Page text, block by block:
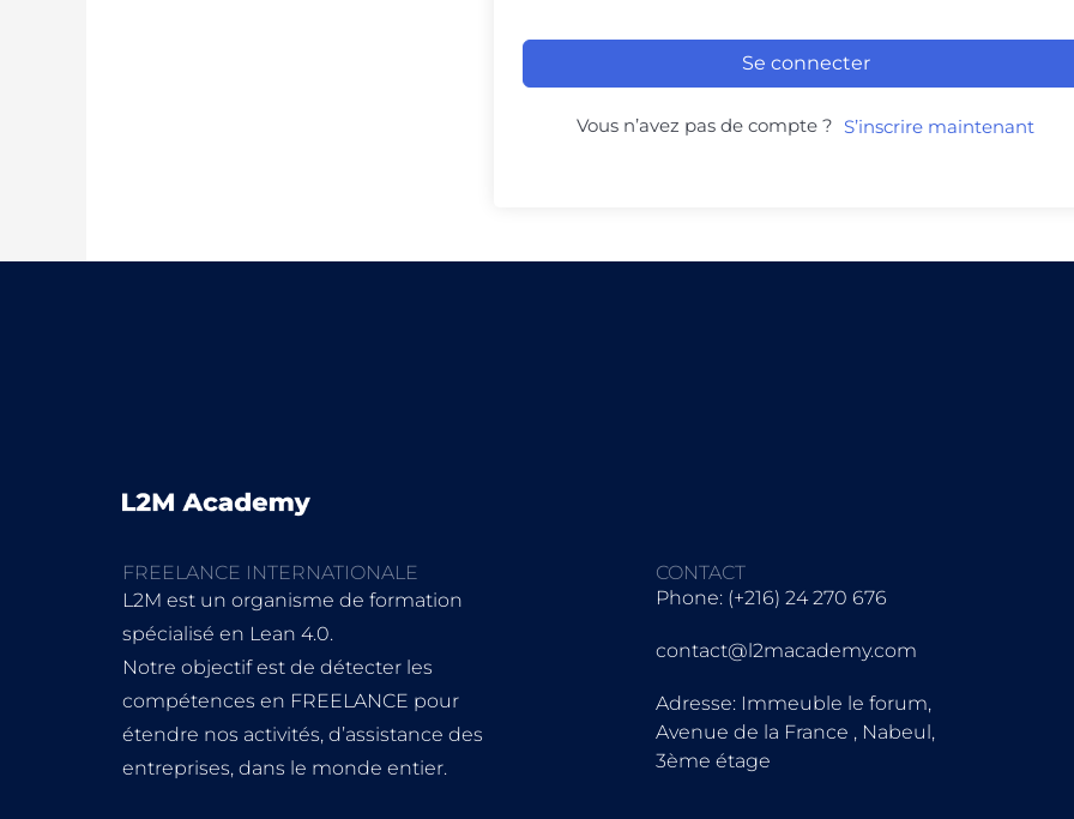
Se connecter
Vous n’avez pas de compte ? S’inscrire maintenant
FREELANCE INTERNATIONALE
L2M est un organisme de formation
spécialisé en Lean 4.0.
Notre objectif est de détecter les
compétences en FREELANCE pour
étendre nos activités, d’assistance des
entreprises, dans le monde entier.
CONTACT
Phone: (+216) 24 270 676
contact@l2macademy.com
Adresse: Immeuble le forum,
Avenue de la France , Nabeul,
3ème étage